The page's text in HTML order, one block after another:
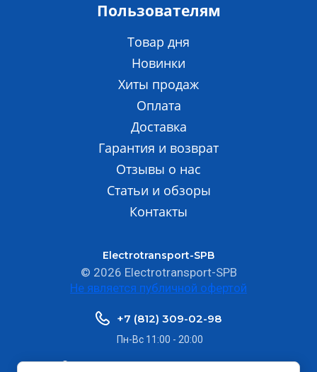
Electrotransport-SPB
© 2026 Electrotransport-SPB
Не является публичной офертой
+7 (812) 309-02-98
Пн-Вс 11:00 - 20:00
г. Санкт-Петербург,
Пользователям
Товар дня
Новинки
Хиты продаж
Оплата
Доставка
Гарантия и возврат
Отзывы о нас
Статьи и обзоры
Контакты